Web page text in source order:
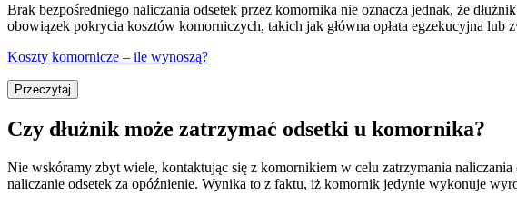
Brak bezpośredniego naliczania odsetek przez komornika nie oznacza jednak, że
obowiązek pokrycia kosztów komorniczych, takich jak główna opłata egzekucyjna lub
Koszty komornicze – ile wynoszą?
Przeczytaj
Czy dłużnik może zatrzymać odsetki u komornika?
Nie wskóramy zbyt wiele, kontaktując się z komornikiem w celu zatrzymania
naliczanie odsetek za opóźnienie. Wynika to z faktu, iż komornik jedynie wykonuje